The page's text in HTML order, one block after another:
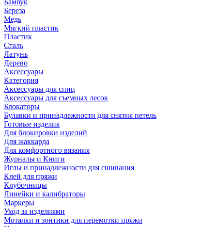
Бамбук
Береза
Медь
Мягкий пластик
Пластик
Сталь
Латунь
Дерево
Аксессуары
Категория
Аксессуары для спиц
Аксессуары для съемных лесок
Блокаторы
Булавки и принадлежности для снятия петель
Готовые изделия
Для блокировки изделий
Для жаккарда
Для комфортного вязания
Журналы и Книги
Иглы и принадлежности для сшивания
Клей для пряжи
Клубочницы
Линейки и калибраторы
Маркеры
Уход за изделиями
Моталки и зонтики для перемотки пряжи